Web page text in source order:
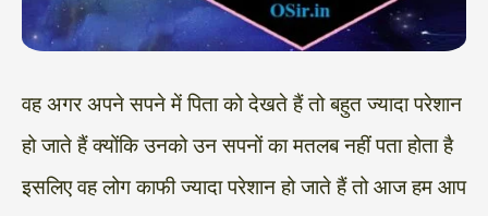
वह अगर अपने सपने में पिता को देखते हैं तो बहुत ज्यादा परेशान
हो जाते हैं क्योंकि उनको उन सपनों का मतलब नहीं पता होता है
इसलिए वह लोग काफी ज्यादा परेशान हो जाते हैं तो आज हम आप